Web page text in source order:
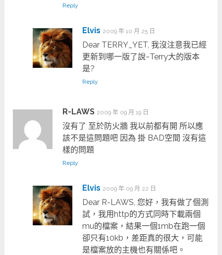
Reply
Elvis 2009 年 10 月 25 日
Dear TERRY_YET, 我沒注意我已經
更新到哪一版了說~Terry大的版本
是?
Reply
R-LAWS 2009 年 09 月 19 日
沒有了 至於防火牆 我以前都有開 所以應
該不是這問題吧 因為 掛 BAD空間 沒有這
樣的問題
Reply
Elvis 2009 年 09 月 22 日
Dear R-LAWS, 您好，我有做了個測
試，我用http的方式同時下載兩個
mu的檔案，結果一個1mb在跑一個
卻只有10kb，差距真的很大，可能
是檔案放的主機也有關係吧。